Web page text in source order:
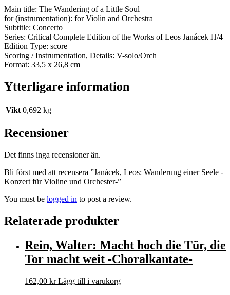
Main title: The Wandering of a Little Soul
for (instrumentation): for Violin and Orchestra
Subtitle: Concerto
Series: Critical Complete Edition of the Works of Leos Janácek H/4
Edition Type: score
Scoring / Instrumentation, Details: V-solo/Orch
Format: 33,5 x 26,8 cm
Ytterligare information
Vikt 0,692 kg
Recensioner
Det finns inga recensioner än.
Bli först med att recensera ”Janácek, Leos: Wanderung einer Seele -
Konzert für Violine und Orchester-”
You must be logged in to post a review.
Relaterade produkter
Rein, Walter: Macht hoch die Tür, die
Tor macht weit -Choralkantate-
162,00 kr Lägg till i varukorg